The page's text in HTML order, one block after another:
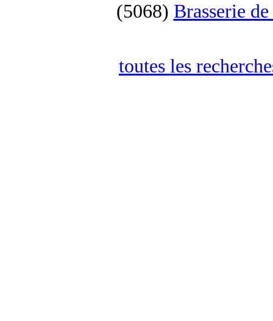
(5068) Brasserie
toutes les